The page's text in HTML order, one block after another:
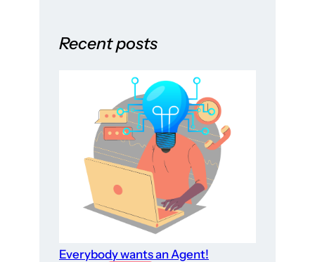
Recent posts
Everybody wants an Agent!